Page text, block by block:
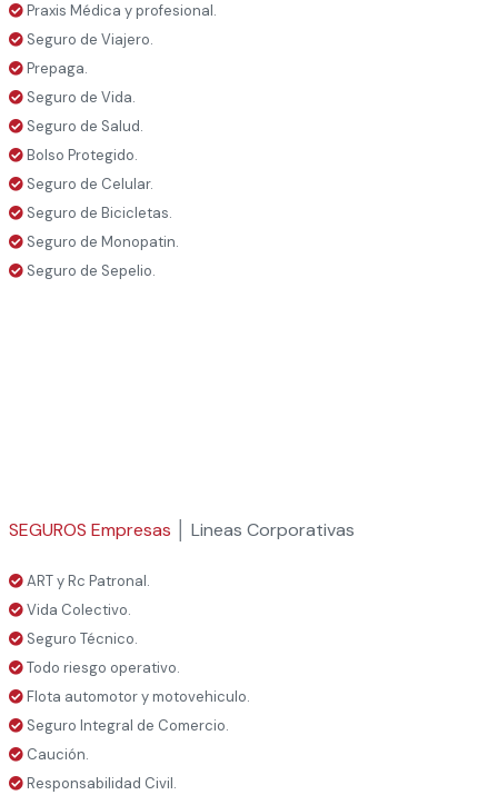
Praxis Médica y profesional.
Seguro de Viajero.
Prepaga.
Seguro de Vida.
Seguro de Salud.
Bolso Protegido.
Seguro de Celular.
Seguro de Bicicletas.
Seguro de Monopatin.
Seguro de Sepelio.
SEGUROS Empresas │ Lineas Corporativas
ART y Rc Patronal.
Vida Colectivo.
Seguro Técnico.
Todo riesgo operativo.
Flota automotor y motovehiculo.
Seguro Integral de Comercio.
Caución.
Responsabilidad Civil.